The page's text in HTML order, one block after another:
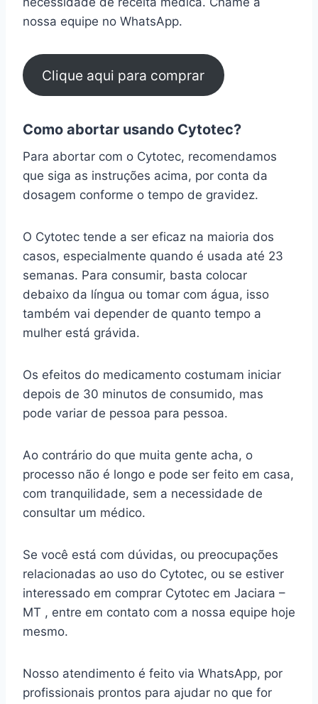
nossa equipe no WhatsApp.
Clique aqui para comprar
Como abortar usando Cytotec?
Para abortar com o Cytotec, recomendamos
que siga as instruções acima, por conta da
dosagem conforme o tempo de gravidez.
O Cytotec tende a ser eficaz na maioria dos
casos, especialmente quando é usada até 23
semanas. Para consumir, basta colocar
debaixo da língua ou tomar com água, isso
também vai depender de quanto tempo a
mulher está grávida.
Os efeitos do medicamento costumam iniciar
depois de 30 minutos de consumido, mas
pode variar de pessoa para pessoa.
Ao contrário do que muita gente acha, o
processo não é longo e pode ser feito em casa,
com tranquilidade, sem a necessidade de
consultar um médico.
Se você está com dúvidas, ou preocupações
relacionadas ao uso do Cytotec, ou se estiver
interessado em comprar Cytotec em Jaciara –
MT , entre em contato com a nossa equipe hoje
mesmo.
Nosso atendimento é feito via WhatsApp, por
profissionais prontos para ajudar no que for